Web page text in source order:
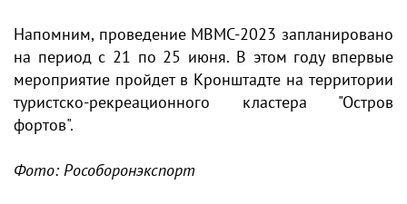
Напомним, проведение МВМС-2023 запланировано
на период с 21 по 25 июня. В этом году впервые
мероприятие пройдет в Кронштадте на территории
туристско-рекреационного кластера "Остров
фортов".
Фото: Рособоронэкспорт